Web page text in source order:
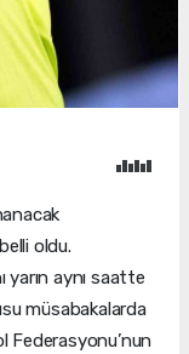
oldu.
yarın aynı saatte
müsabakalarda
Federasyonu’nun